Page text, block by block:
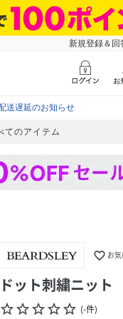
新規登録＆
送遅延のお知らせ
てのアイテム
favorite_border お
ドット刺繍ニット
star_borderstar_borderstar_borderstar_borderstar_border (-件)